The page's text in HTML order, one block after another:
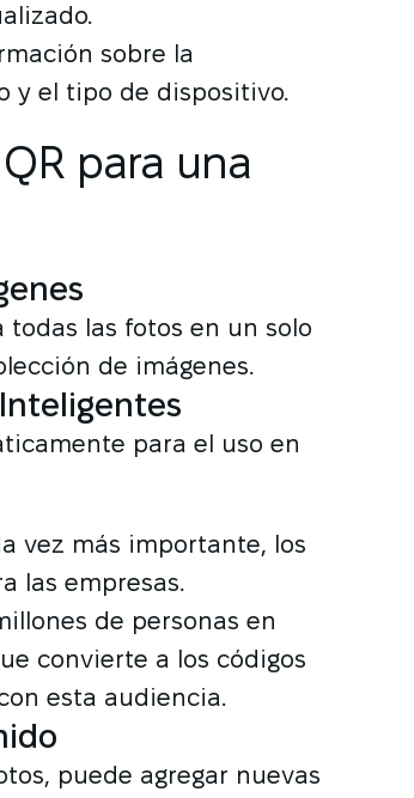
sobre la
y el tipo de dispositivo.
para una
todas las fotos en un solo
de imágenes.
para el uso en
vez más importante, los
las empresas.
de personas en
convierte a los códigos
esta audiencia.
puede agregar nuevas